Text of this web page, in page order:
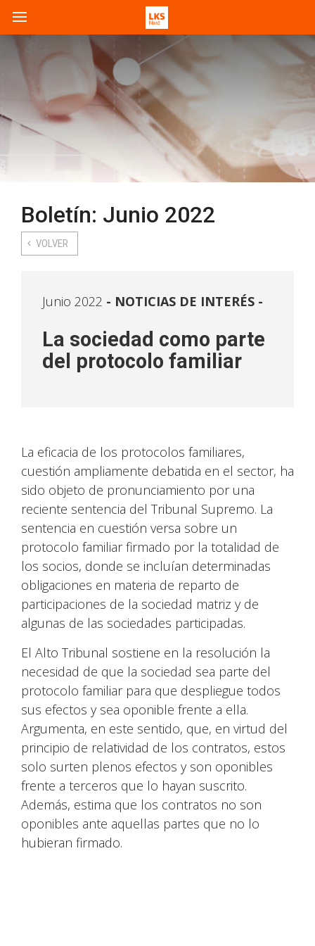
Boletín: Junio 2022
VOLVER
Junio 2022 NOTICIAS DE INTERÉS -
La sociedad como parte
del protocolo familiar
La eficacia de los protocolos familiares,
cuestión ampliamente debatida en el sector, ha
sido objeto de pronunciamiento por una
reciente sentencia del Tribunal Supremo. La
sentencia en cuestión versa sobre un
protocolo familiar firmado por la totalidad de
los socios, donde se incluían determinadas
obligaciones en materia de reparto de
participaciones de la sociedad matriz y de
algunas de las sociedades participadas.
El Alto Tribunal sostiene en la resolución la
necesidad de que la sociedad sea parte del
protocolo familiar para que despliegue todos
sus efectos y sea oponible frente a ella.
Argumenta, en este sentido, que, en virtud del
principio de relatividad de los contratos, estos
solo surten plenos efectos y son oponibles
frente a terceros que lo hayan suscrito.
Además, estima que los contratos no son
oponibles ante aquellas partes que no lo
hubieran firmado.